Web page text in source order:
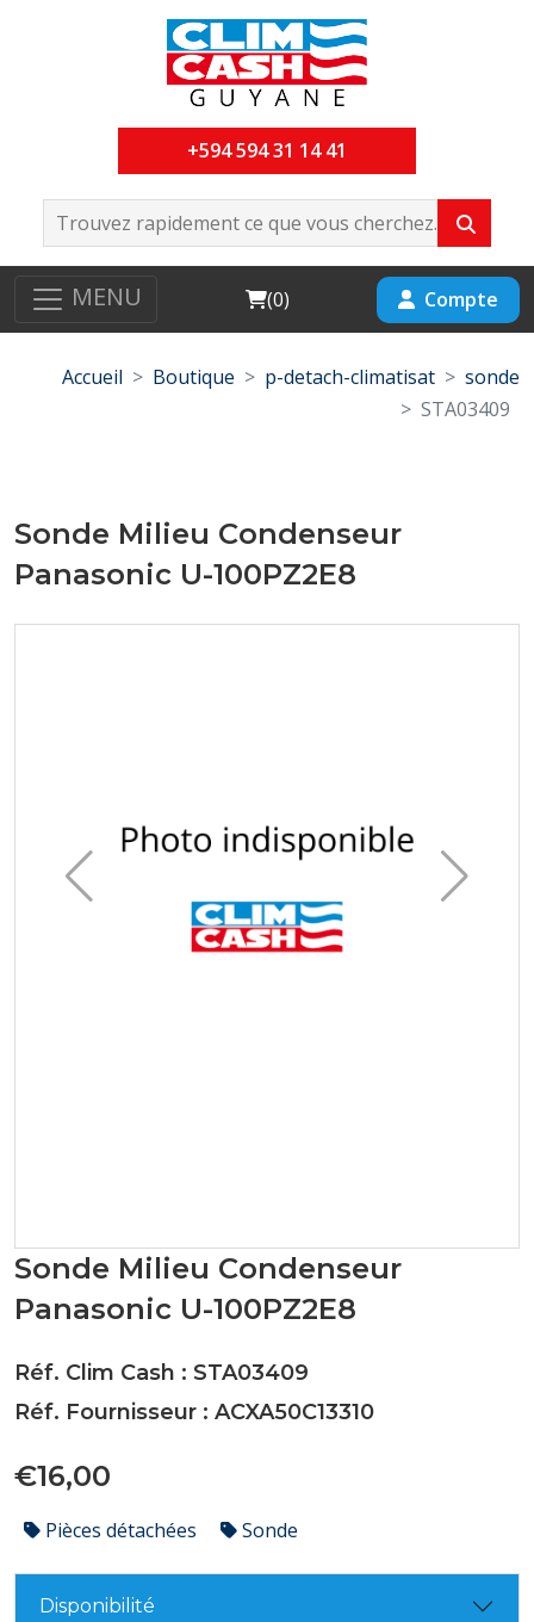
+594 594 31 14 41
MENU Cart
(0) Compte
Accueil Boutique p-detach-climatisat
sonde
STA03409
Sonde Milieu Condenseur
Panasonic U-100PZ2E8
Sonde Milieu Condenseur
Panasonic U-100PZ2E8
Réf. Clim Cash : STA03409
Réf. Fournisseur : ACXA50C13310
€16,00
Pièces détachées Sonde
Disponibilité